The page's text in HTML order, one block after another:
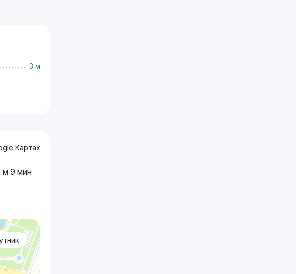
3 м
Картах
м 9 мин